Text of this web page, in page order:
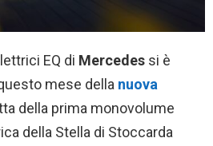
EQ di Mercedes si è
mese della nuova
della prima monovolume
della Stella di Stoccarda